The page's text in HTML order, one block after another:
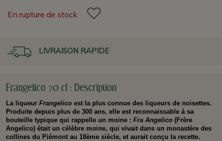
En rupture de stock
LIVRAISON RAPIDE
Frangelico 70 cl : Description
La liqueur Frangelico est la plus connue des liqueurs de noisettes.
Produite depuis plus de 300 ans, elle est reconnaissable à sa
bouteille typique qui rappelle un moine : Fra Angelico (Frère
Angelico) était un célèbre moine, qui vivait dans un monastère des
collines du Piémont au 18ème siècle, et aurait conçu la recette.